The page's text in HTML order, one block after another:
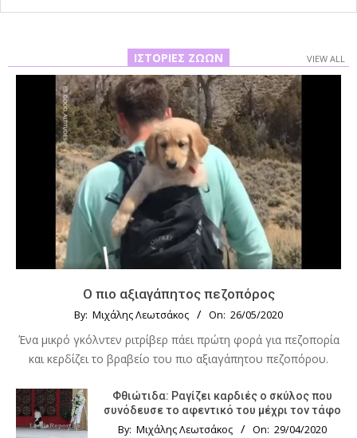
ΙΣΤΟΡΊΕΣ ΖΏΩΝ VIEW ALL
Ο πιο αξιαγάπητος πεζοπόρος
By: Μιχάλης Λεωτσάκος On: 26/05/2020
Ένα μικρό γκόλντεν ριτρίβερ πάει πρώτη φορά για πεζοπορία
και κερδίζει το βραβείο του πιο αξιαγάπητου πεζοπόρου.
Φθιώτιδα: Ραγίζει καρδιές ο σκύλος που
συνόδευσε το αφεντικό του μέχρι τον τάφο
By: Μιχάλης Λεωτσάκος On: 29/04/2020